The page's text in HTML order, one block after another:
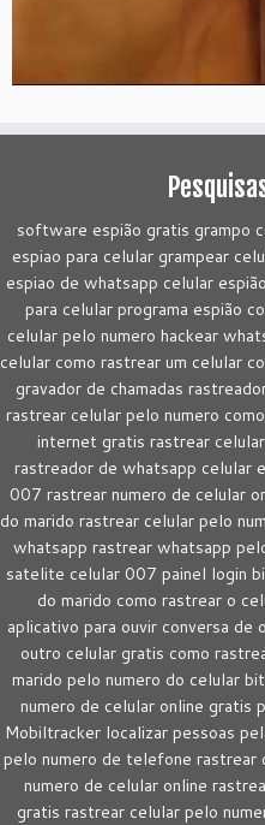
software espião gratis grampo
espiao para celular grampear
espiao de whatsapp celular
para celular programa espião
celular pelo numero hackear
celular como rastrear um celular
gravador de chamadas
rastrear celular pelo numero
internet gratis rastrear
rastreador de whatsapp celular
007 rastrear numero de celular
do marido rastrear celular pelo
whatsapp rastrear whatsapp
satelite celular 007 painel login
do marido como rastrear o
aplicativo para ouvir conversa de
outro celular gratis como
marido pelo numero do celular
numero de celular online
Mobiltracker localizar pessoas
pelo numero de telefone rastrear
numero de celular online
gratis rastrear celular pelo